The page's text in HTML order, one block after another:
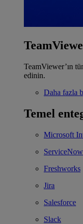
TeamViewer’ın
edinin.
Daha fazla
Temel
Microsoft
ServiceNow
Freshworks
Jira
Salesforce
Slack